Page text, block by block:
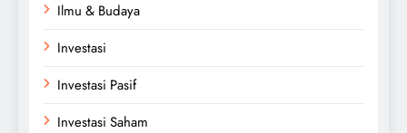
Ilmu & Budaya
Investasi
Investasi Pasif
Investasi Saham